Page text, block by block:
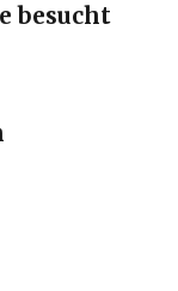
besucht